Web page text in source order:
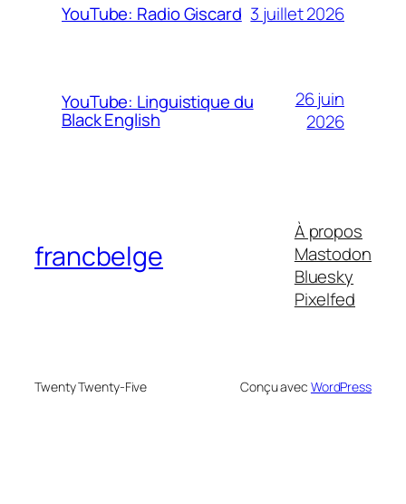
YouTube: Radio Giscard 3 juillet 2026
YouTube: Linguistique du
Black English
26 juin
2026
francbelge
À propos
Mastodon
Bluesky
Pixelfed
Twenty Twenty-Five Conçu avec WordPress